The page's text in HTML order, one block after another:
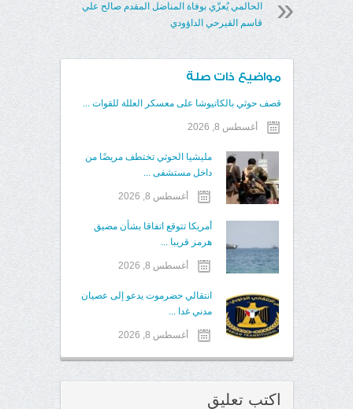
الحالمي يُعزّي بوفاة المناضل المقدم صالح علي
قاسم القيرحي الداؤودي
مواضيع ذات صلة
قصف حوثي بالكاتيوشا على معسكر العللة للقوات ...
أغسطس 8, 2026
مليشيا الحوثي تختطف مريضًا من
داخل مستشفى ...
أغسطس 8, 2026
أمريكا تتوقع اتفاقا بشأن مضيق
هرمز قريبا ...
أغسطس 8, 2026
انتقالي حضرموت يدعو إلى عصيان
مدني غدا ...
أغسطس 8, 2026
اكتب تعليق